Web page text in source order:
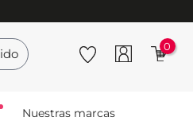
0
Nuestras marcas